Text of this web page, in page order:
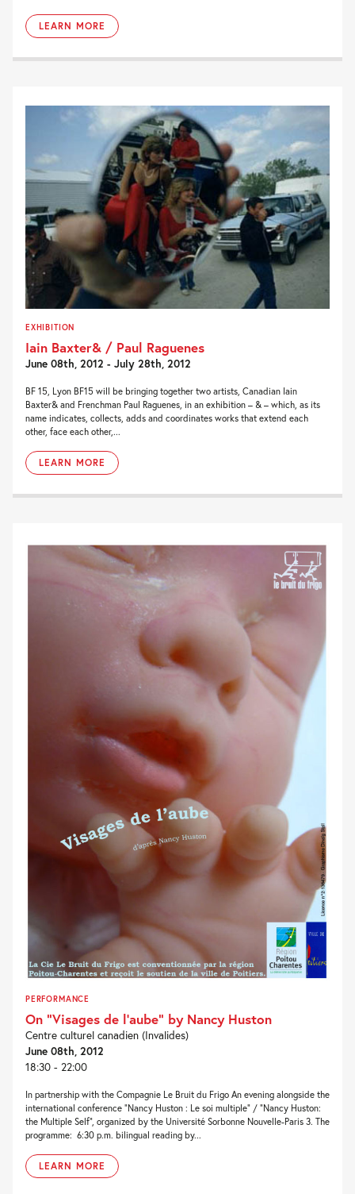
LEARN MORE
EXHIBITION
Iain Baxter& / Paul Raguenes
June 08th, 2012 - July 28th, 2012
BF 15, Lyon BF15 will be bringing together two artists, Canadian Iain
Baxter& and Frenchman Paul Raguenes, in an exhibition – & – which, as its
name indicates, collects, adds and coordinates works that extend each
other, face each other,...
LEARN MORE
PERFORMANCE
On “Visages de l’aube” by Nancy Huston
Centre culturel canadien (Invalides)
June 08th, 2012
18:30 - 22:00
In partnership with the Compagnie Le Bruit du Frigo An evening alongside the
international conference “Nancy Huston : Le soi multiple” / “Nancy Huston:
the Multiple Self”, organized by the Université Sorbonne Nouvelle-Paris 3. The
programme: 6:30 p.m. bilingual reading by...
LEARN MORE